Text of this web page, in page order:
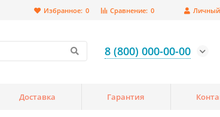
Личный
Сравнение: 0
Избранное: 0
8 (800) 000-00-00
Доставка Гарантия